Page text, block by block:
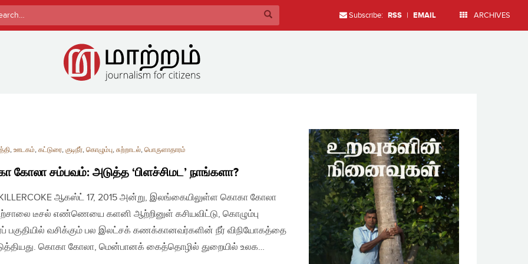
Subscribe: RSS | EMAIL ARCHIVES
, ஊடகம், கட்டுரை, குடிநீர், கொழும்பு, சுற்றாடல், பொருளாதாரம்
கோலா சம்பவம்: அடுத்த ‘பிளச்சிமட’ நாங்களா?
ஆகஸ்ட் 17, 2015 அன்று, இலங்கையிலுள்ள கொகா கோலா
டீசல் எண்ணெயை களனி ஆற்றினுள் கசியவிட்டு, கொழும்பு
பகுதியில் வசிக்கும் பல இலட்சக் கணக்கானவர்களின் நீர் விநியோகத்தை
கொகா கோலா, மென்பானக் கைத்தொழில் துறையில் உலக…